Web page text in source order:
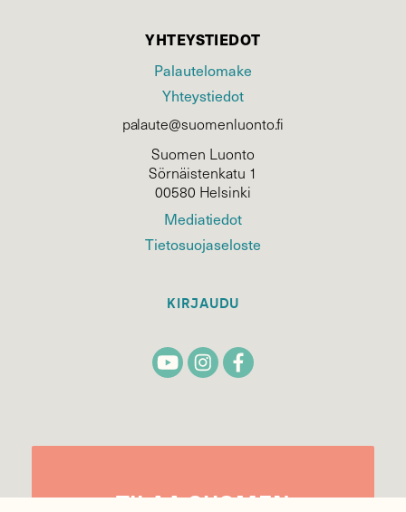
YHTEYSTIEDOT
Palautelomake
Yhteystiedot
palaute@suomenluonto.fi
Suomen Luonto
Sörnäistenkatu 1
00580 Helsinki
Mediatiedot
Tietosuojaseloste
KIRJAUDU
TILAASUOMEN